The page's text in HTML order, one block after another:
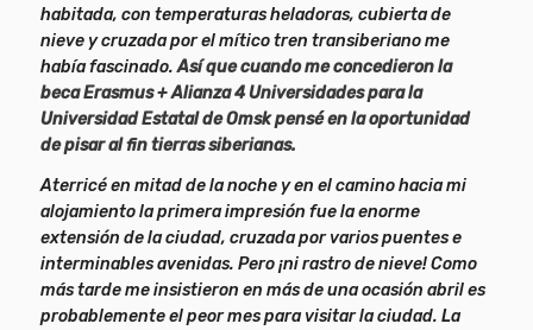
habitada, con temperaturas heladoras, cubierta de
nieve y cruzada por el mítico tren transiberiano me
había fascinado.Así que cuando me concedieron la
beca Erasmus + Alianza 4 Universidades para la
Universidad Estatal de Omsk pensé en la oportunidad
de pisar al fin tierras siberianas.
Aterricé en mitad de la noche y en el camino hacia mi
alojamiento la primera impresión fue la enorme
extensión de la ciudad, cruzada por varios puentes e
interminables avenidas. Pero ¡ni rastro de nieve! Como
más tarde me insistieron en más de una ocasión abril es
probablemente el peor mes para visitar la ciudad. La